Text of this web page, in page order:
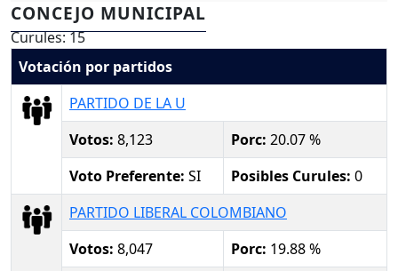
CONCEJO MUNICIPAL
Curules: 15
Votación por partidos
PARTIDO DE LA U
Votos: 8,123 Porc: 20.07 %
Voto Preferente: SI Posibles Curules: 0
PARTIDO LIBERAL COLOMBIANO
Votos: 8,047 Porc: 19.88 %